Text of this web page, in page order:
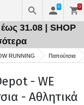
0 0
31.08 | SHOP
RUNNING Παπούτσια
- WE
- Αθλητικά